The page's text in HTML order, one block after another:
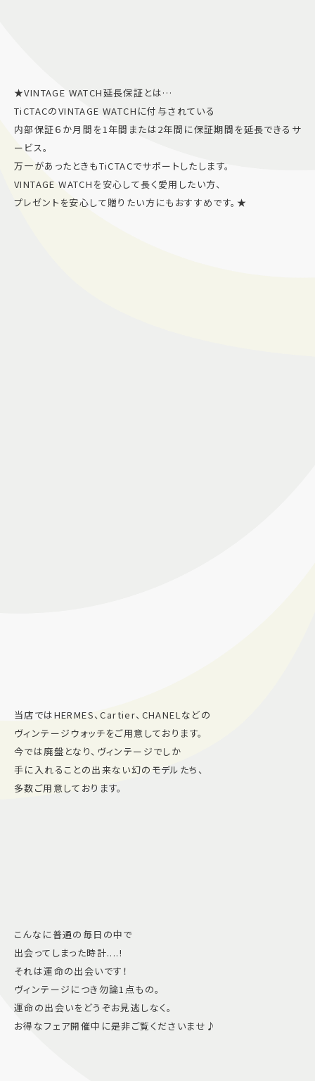
★VINTAGE WATCH延長保証とは…
TiCTACのVINTAGE WATCHに付与されている
内部保証６か月間を1年間または2年間に保証期間を延長できるサ
ービス。
万一があったときもTiCTACでサポートしたします。
VINTAGE WATCHを安心して長く愛用したい方、
プレゼントを安心して贈りたい方にもおすすめです。★
当店ではHERMES、Cartier、CHANELなどの
ヴィンテージウォッチをご用意しております。
今では廃盤となり、ヴィンテージでしか
手に入れることの出来ない幻のモデルたち、
多数ご用意しております。
こんなに普通の毎日の中で
出会ってしまった時計....!
それは運命の出会いです！
ヴィンテージにつき勿論1点もの。
運命の出会いをどうぞお見逃しなく。
お得なフェア開催中に是非ご覧くださいませ♪